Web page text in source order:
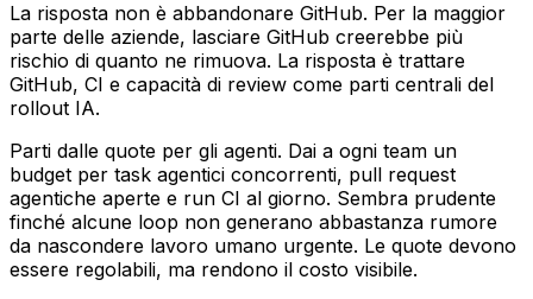
La risposta non è abbandonare GitHub. Per la maggior
parte delle aziende, lasciare GitHub creerebbe più
rischio di quanto ne rimuova. La risposta è trattare
GitHub, CI e capacità di review come parti centrali del
rollout IA.
Parti dalle quote per gli agenti. Dai a ogni team un
budget per task agentici concorrenti, pull request
agentiche aperte e run CI al giorno. Sembra prudente
finché alcune loop non generano abbastanza rumore
da nascondere lavoro umano urgente. Le quote devono
essere regolabili, ma rendono il costo visibile.